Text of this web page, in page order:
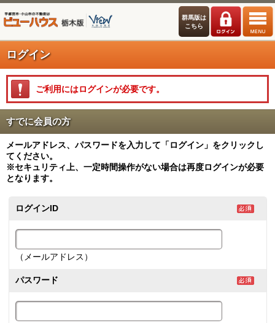
群馬版は
こちら
ログイン
ご利用にはログインが必要です。
すでに会員の方
メールアドレス、パスワードを入力して「ログイン」をクリックし
てください。
※セキュリティ上、一定時間操作がない場合は再度ログインが必要
となります。
ログインID
（メールアドレス）
パスワード